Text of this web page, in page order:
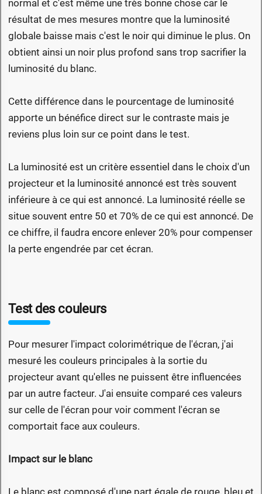
normal et c'est même une très bonne chose car le
résultat de mes mesures montre que la luminosité
globale baisse mais c'est le noir qui diminue le plus. On
obtient ainsi un noir plus profond sans trop sacrifier la
luminosité du blanc.
Cette différence dans le pourcentage de luminosité
apporte un bénéfice direct sur le contraste mais je
reviens plus loin sur ce point dans le test.
La luminosité est un critère essentiel dans le choix d'un
projecteur et la luminosité annoncé est très souvent
inférieure à ce qui est annoncé. La luminosité réelle se
situe souvent entre 50 et 70% de ce qui est annoncé. De
ce chiffre, il faudra encore enlever 20% pour compenser
la perte engendrée par cet écran.
Test des couleurs
Pour mesurer l'impact colorimétrique de l'écran, j'ai
mesuré les couleurs principales à la sortie du
projecteur avant qu'elles ne puissent être influencées
par un autre facteur. J'ai ensuite comparé ces valeurs
sur celle de l'écran pour voir comment l'écran se
comportait face aux couleurs.
Impact sur le blanc